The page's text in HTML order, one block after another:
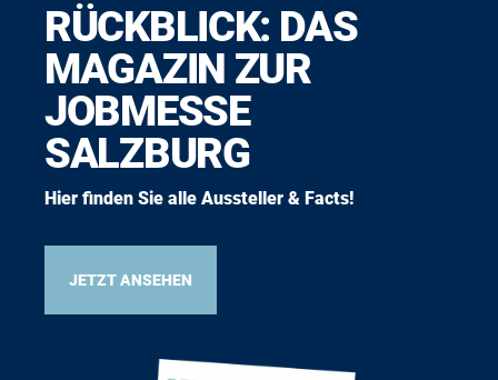
RÜCKBLICK: DAS
MAGAZIN ZUR
JOBMESSE
SALZBURG
Hier finden Sie alle Aussteller & Facts!
JETZT ANSEHEN